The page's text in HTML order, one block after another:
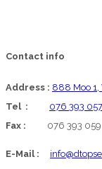
Contact info
Address : 888 Moo
Tel : 076 393
Fax : 076 393 059
E-Mail :